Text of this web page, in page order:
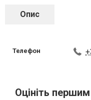
Опис
Телефон
Оцініть першим